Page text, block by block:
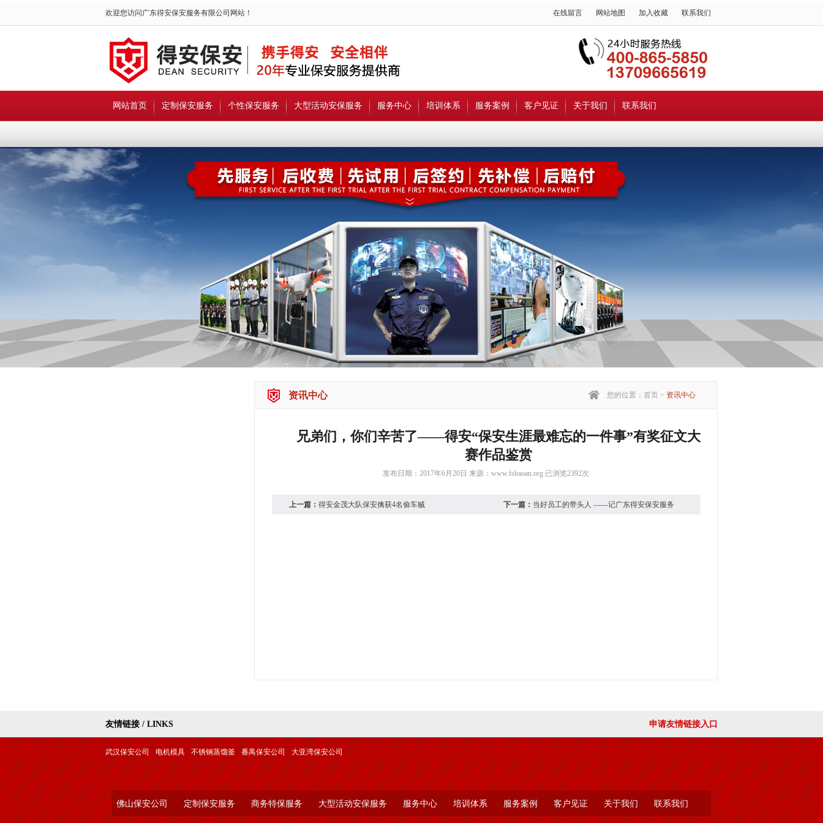
欢迎您访问广东得安保安服务有限公司网站！ 在线留言 网站地图 加入收藏 联系我们
网站首页 定制保安服务 个性保安服务 大型活动安保服务 服务中心 培训体系 服务案例 客户见证 关于我们 联系我们
资讯中心 您的位置：首页 > 资讯中心
兄弟们，你们辛苦了——得安“保安生涯最难忘的一件事”有奖征文大
赛作品鉴赏
发布日期：2017年6月20日 来源： www.fsbaoan.org 已浏览2392次
在很多人的印象中做保安是多轻松自在啊，这里我所说的是有一种保安，他们非常辛苦，但他
本文作者：郭锐 ，获投票数：1432 ，第六名；
上一篇： 得安金茂大队保安擒获4名偷车贼 下一篇： 当好员工的带头人 ——记广东得安保安服务
友情链接 / LINKS 申请友情链接入口
武汉保安公司 电机模具 不锈钢蒸馏釜 番禺保安公司 大亚湾保安公司
佛山保安公司 定制保安服务 商务特保服务 大型活动安保服务 服务中心 培训体系 服务案例 客户见证 关于我们 联系我们